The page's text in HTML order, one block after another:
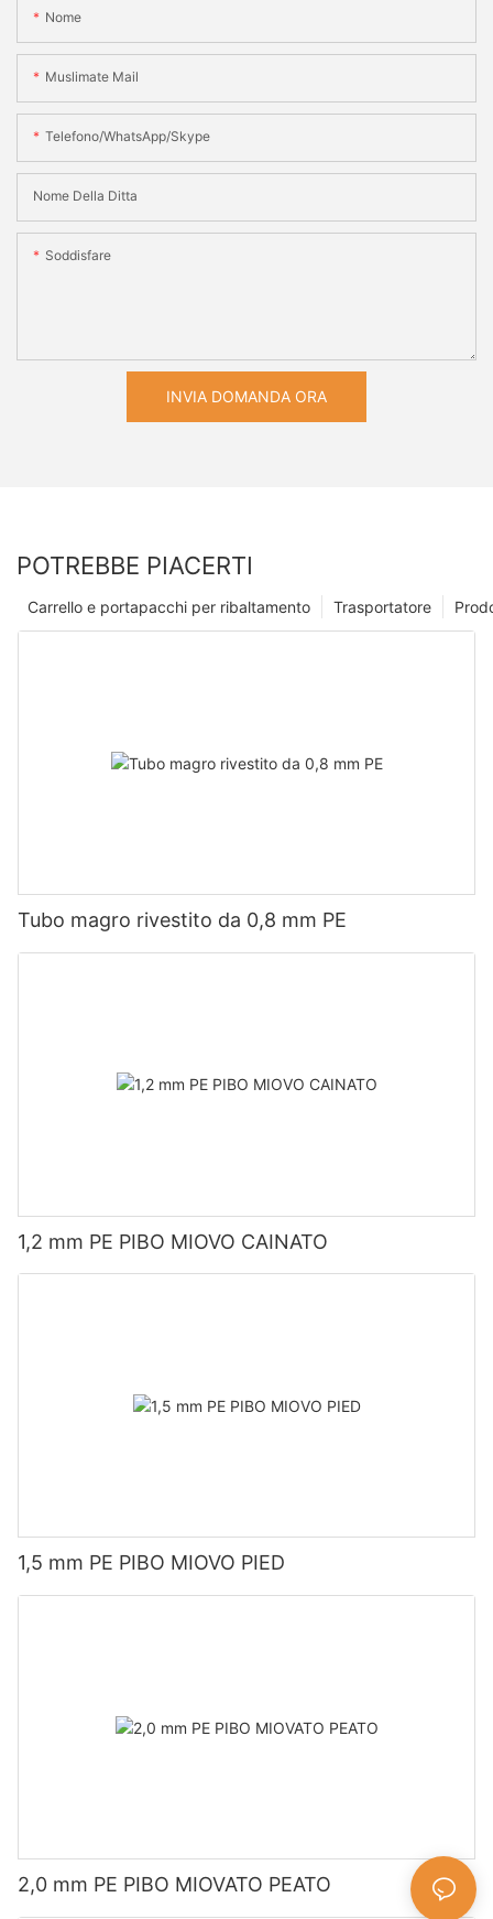
Nome
Muslimate Mail
Telefono/WhatsApp/Skype
Nome Della Ditta
Soddisfare
INVIA DOMANDA ORA
POTREBBE PIACERTI
Trasportatore
Carrello e portapacchi per ribaltamento
Tubo magro rivestito da 0,8 mm PE
1,2 mm PE PIBO MIOVO CAINATO
1,5 mm PE PIBO MIOVO PIED
2,0 mm PE PIBO MIOVATO PEATO